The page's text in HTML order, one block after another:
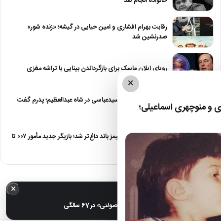
رقابت بهرام افشاری و امین حیایی در گیشه؛ «زنده شور»
صدرنشین شد
رویای ایلان ماسک برای بازگرداندن بینایی با تراشه مغزی
درگیری شدید داود سیدعباسی در شاه عبدالعظیم؛ پدرم گفت
طرف مُرد!
رقابت برای نقش جیمز باند داغ‌تر شد؛ بازیگر جدید مأمور ۰۰۷ تا
پایان…
×
منوچهری اسماعیلی؛
× خبر مهم
عکس| تغییر چهره «شهره صولتی» در 67 سالگی